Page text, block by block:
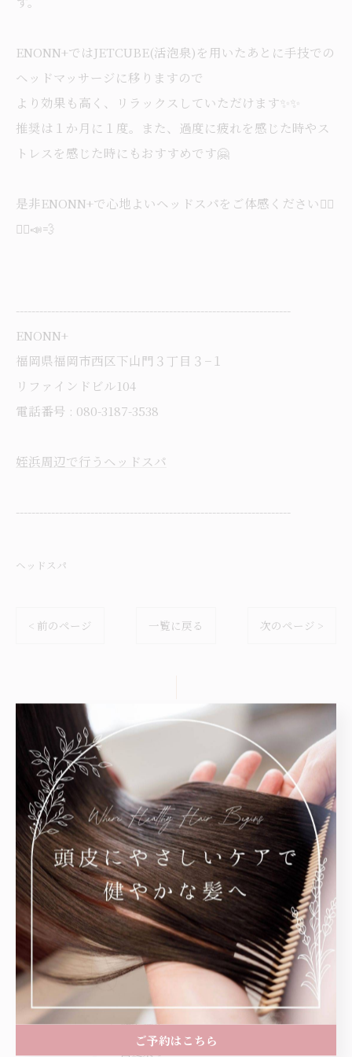
ENONN+ではJETCUBE(活泡泉)を用いたあとに手技での
ヘッドマッサージに移りますので
より効果も高く、リラックスしていただけます✨✨
推奨は１か月に１度。また、過度に疲れを感じた時やス
トレスを感じた時にもおすすめです🤗
是非ENONN+で心地よいヘッドスパをご体感ください💁‍♀️
💁‍♀️📣💨
----------------------------------------------------------------------
ENONN+
福岡県福岡市西区下山門３丁目３−１
リファインドビル104
電話番号 : 080-3187-3538
姪浜周辺で行うヘッドスパ
----------------------------------------------------------------------
ヘッドスパ
< 前のページ 一覧に戻る 次のページ >
関連タグ
#ヘッドスパ #姪浜 #美容室
#下山門 #福岡市 #安い
カテゴリー Categories
全てのカテゴリー
ヘッドスパ
縮毛矯正
白髪染め
ご予約はこちら